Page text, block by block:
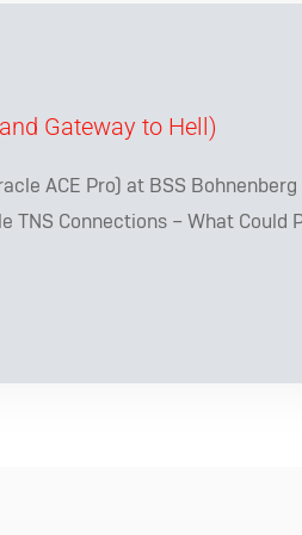
Gateway to Hell)
ACE Pro) at BSS Bohnenberg
TNS Connections – What Could